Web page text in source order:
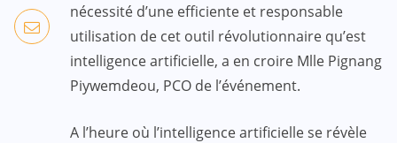
nécessité d’une efficiente et responsable
utilisation de cet outil révolutionnaire qu’est
intelligence artificielle, a en croire Mlle Pignang
Piywemdeou, PCO de l’événement.
A l’heure où l’intelligence artificielle se révèle